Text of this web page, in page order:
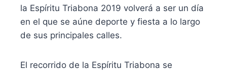
la Espíritu Triabona 2019 volverá a ser un día
en el que se aúne deporte y fiesta a lo largo
de sus principales calles.
El recorrido de la Espíritu Triabona se